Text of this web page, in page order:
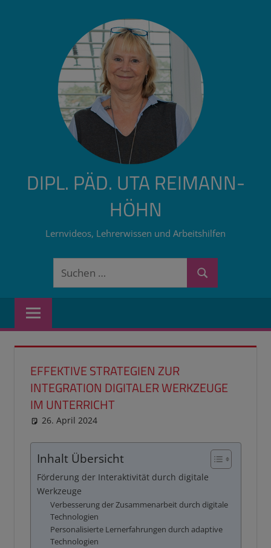
DIPL. PÄD. UTA REIMANN-
HÖHN
Lernvideos, Lehrerwissen und Arbeitshilfen
Suchen
Suchen
EFFEKTIVE STRATEGIEN ZUR
INTEGRATION DIGITALER WERKZEUGE
IM UNTERRICHT
26. April 2024
Inhalt Übersicht
Förderung der Interaktivität durch digitale
Werkzeuge
Verbesserung der Zusammenarbeit durch digitale
Technologien
Personalisierte Lernerfahrungen durch adaptive
Technologien